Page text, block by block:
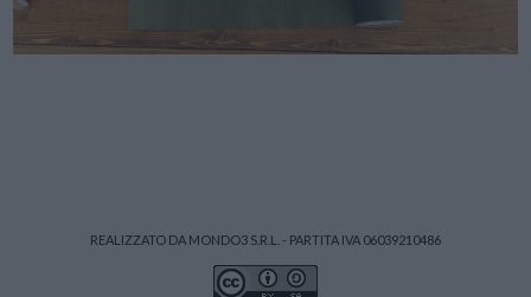
REALIZZATO DA MONDO3 S.R.L. - PARTITA IVA 06039210486